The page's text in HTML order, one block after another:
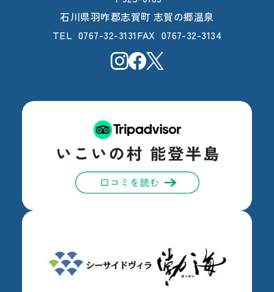
石川県羽咋郡志賀町 志賀の郷温泉
0767-32-3131
0767-32-3134